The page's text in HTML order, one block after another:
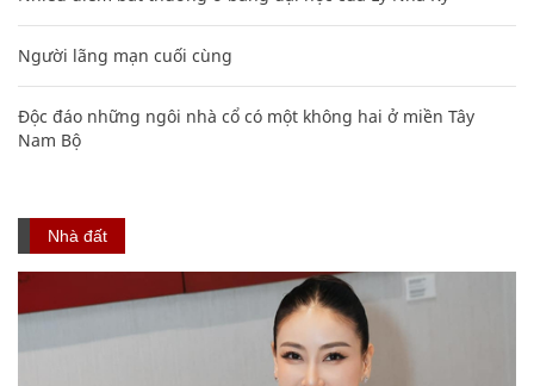
Người lãng mạn cuối cùng
Độc đáo những ngôi nhà cổ có một không hai ở miền Tây
Nam Bộ
Nhà đất